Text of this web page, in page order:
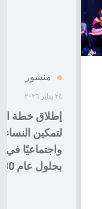
منشور
٢٤ يناير ٢٠٢٦
إطلاق خطة
لتمكين النساء
واجتماعيًا في
بحلول عام 2030